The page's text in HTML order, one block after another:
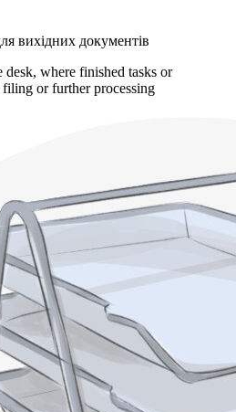
вихідних документів
where finished tasks or
filing or further processing